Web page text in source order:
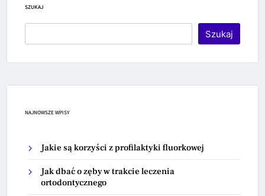
SZUKAJ
Szukaj
NAJNOWSZE WPISY
Jakie są korzyści z profilaktyki fluorkowej
Jak dbać o zęby w trakcie leczenia
ortodontycznego